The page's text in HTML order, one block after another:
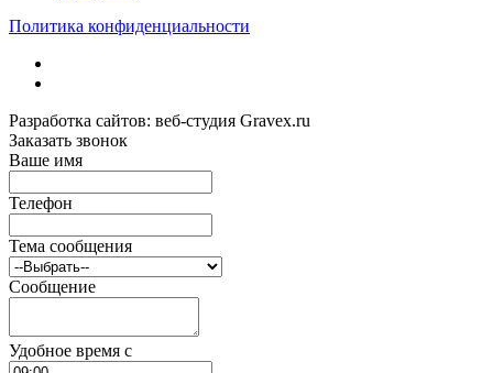
Политика конфиденциальности
Разработка сайтов: веб-студия Gravex.ru
Заказать звонок
Ваше имя
Телефон
Тема сообщения
Сообщение
Удобное время c